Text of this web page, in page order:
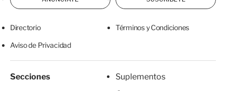
Directorio Términos y Condiciones
Aviso de Privacidad
Secciones
Suplementos